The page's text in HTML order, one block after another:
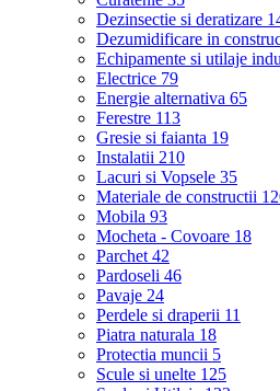
Dezinsectie si deratizare
Dezumidificare in
Echipamente si utilaje
Electrice 79
Energie alternativa 65
Ferestre 113
Gresie si faianta 19
Instalatii 210
Lacuri si Vopsele 35
Materiale de constructii
Mobila 93
Mocheta - Covoare 18
Parchet 42
Pardoseli 46
Pavaje 24
Perdele si draperii 11
Piatra naturala 18
Protectia muncii 5
Scule si unelte 125